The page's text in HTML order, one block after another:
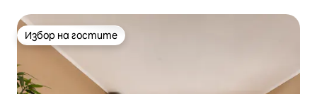
Избор на гостите
Избор на гостите